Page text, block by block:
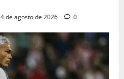
4 de agosto de 2026 0